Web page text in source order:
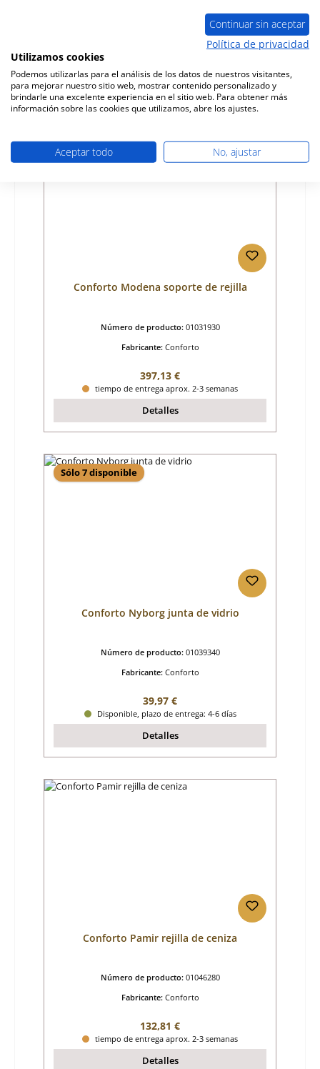
Precio normal:
Disponible, plazo de entrega: 4-6 días
Detalles
Conforto Modena soporte de rejilla
Número de producto: 01031930
Fabricante: Conforto
Precio normal:
397,13 €
tiempo de entrega aprox. 2-3 semanas
Detalles
Sólo 7 disponible
Conforto Nyborg junta de vidrio
Número de producto: 01039340
Fabricante: Conforto
Precio normal:
39,97 €
Disponible, plazo de entrega: 4-6 días
Detalles
Conforto Pamir rejilla de ceniza
Número de producto: 01046280
Fabricante: Conforto
Precio normal:
132,81 €
tiempo de entrega aprox. 2-3 semanas
Detalles
Continuar sin aceptar
Política de privacidad
Utilizamos cookies
Podemos utilizarlas para el análisis de los datos de nuestros visitantes,
para mejorar nuestro sitio web, mostrar contenido personalizado y
brindarle una excelente experiencia en el sitio web. Para obtener más
información sobre las cookies que utilizamos, abre los ajustes.
Aceptar todo No, ajustar